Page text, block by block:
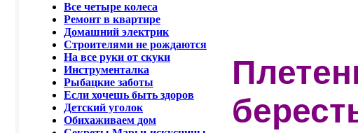
Все четыре колеса
Ремонт в квартире
Домашний электрик
Строителями не рождаются
На все руки от скуки
Инструменталка
Рыбацкие заботы
Если хочешь быть здоров
Детский уголок
Обихаживаем дом